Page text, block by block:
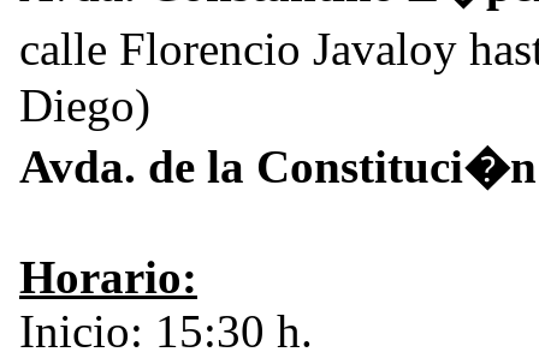
calle Florencio Javaloy
Diego)
Avda. de la Constituci�n
Horario:
Inicio: 15:30 h.